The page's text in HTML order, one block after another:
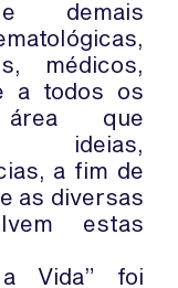
demais
médicos,
a todos os
área que
ideias,
a fim de
as diversas
estas
Vida” foi